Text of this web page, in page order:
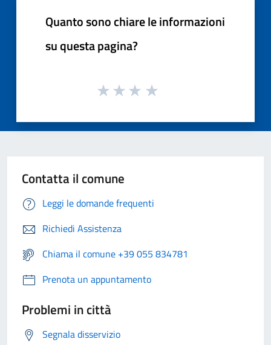
Quanto sono chiare le informazioni
su questa pagina?
Contatta il comune
Leggi le domande frequenti
Richiedi Assistenza
Chiama il comune +39 055 834781
Prenota un appuntamento
Problemi in città
Segnala disservizio